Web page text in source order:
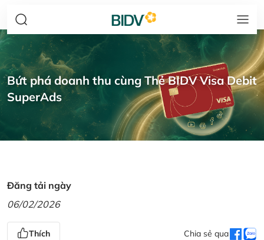
Bứt phá doanh thu cùng Thẻ BIDV Visa Debit
SuperAds
Đăng tải ngày
06/02/2026
Thích Chia sẻ qua